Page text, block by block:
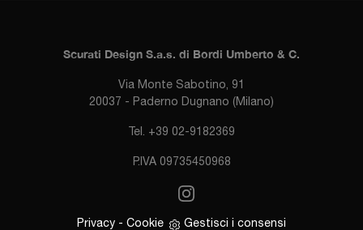
Scurati Design S.a.s. di Bordi Umberto & C.
Via Monte Sabotino, 91
20037 - Paderno Dugnano (Milano)
Tel. +39 02-9182369
P.IVA 09735450968
Privacy - Cookie Gestisci i consensi